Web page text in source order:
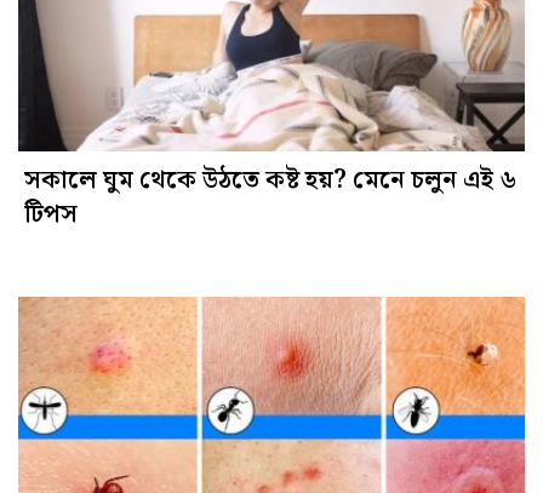
সকালে ঘুম থেকে উঠতে কষ্ট হয়? মেনে চলুন এই ৬
টিপস